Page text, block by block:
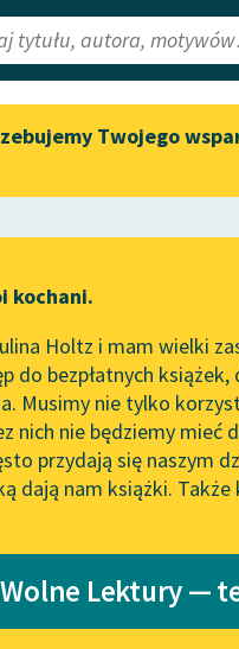
Lektury
redakcyjne
literatury
Spotkanie
w Oslo
102. lata
Conrad
Lektury
literatury
Twojego
kochani.
Holtz i mam wielki
do bezpłatnych
Musimy nie tylko
nich nie będziemy
przydają się naszym
dają nam książki.
Lektury —
Hugo von Hofmannsthal✖